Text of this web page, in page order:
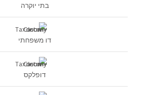
בתי יוקרה
דו משפחתי
דופלקס